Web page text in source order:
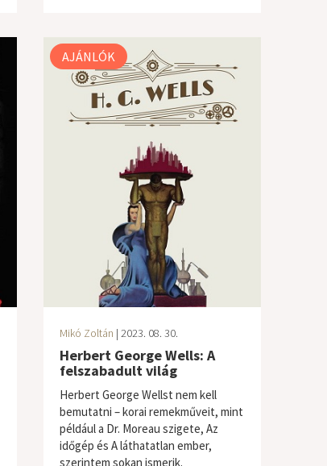
AJÁNLÓK
Mikó Zoltán | 2023. 08. 30.
Herbert George Wells: A
felszabadult világ
Herbert George Wellst nem kell
bemutatni – korai remekműveit, mint
például a Dr. Moreau szigete, Az
időgép és A láthatatlan ember,
szerintem sokan ismerik.